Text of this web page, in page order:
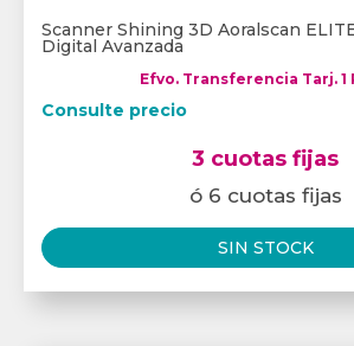
Scanner Shining 3D Aoralscan
Digital Avanzada
Efvo. Transferencia Tarj. 1
Consulte precio
3 cuotas fijas
ó 6 cuotas fijas
SIN STOCK